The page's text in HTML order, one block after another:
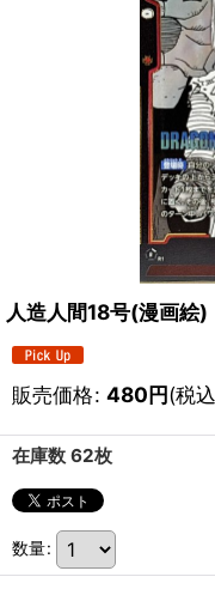
人造人間18号(漫画
販売価格: 480円(税
在庫数 62枚
数量: